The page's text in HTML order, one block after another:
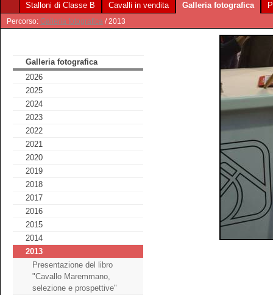
Stalloni di Classe B
Cavalli in vendita Galleria fotografica
Percorso: Galleria fotografica / 2013
Galleria fotografica
2026
2025
2024
2023
2022
2021
2020
2019
2018
2017
2016
2015
2014
2013
Presentazione del libro
"Cavallo Maremmano,
selezione e prospettive"